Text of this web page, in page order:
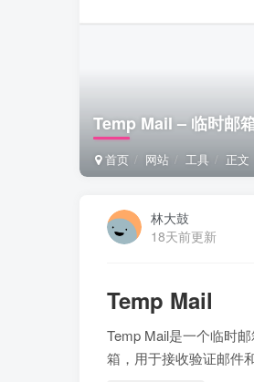
Temp Mail – 临时邮
首页 网站 工具 正文
林大鼓
18天前更新
Temp Mail
Temp Mail是一个临时
箱，用于接收验证邮件